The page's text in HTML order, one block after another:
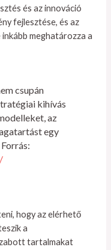
és az innováció
fejlesztése, és az
meghatározza a
csupán
kihívás
az
egy
hogy az elérhető
a
tartalmakat